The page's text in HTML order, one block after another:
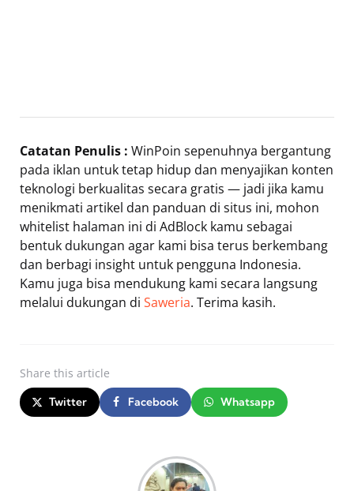
Catatan Penulis : WinPoin sepenuhnya bergantung
pada iklan untuk tetap hidup dan menyajikan konten
teknologi berkualitas secara gratis — jadi jika kamu
menikmati artikel dan panduan di situs ini, mohon
whitelist halaman ini di AdBlock kamu sebagai
bentuk dukungan agar kami bisa terus berkembang
dan berbagi insight untuk pengguna Indonesia.
Kamu juga bisa mendukung kami secara langsung
melalui dukungan di Saweria. Terima kasih.
Share this article
Twitter Facebook Whatsapp